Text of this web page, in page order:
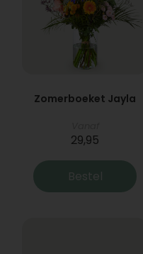
Zomerboeket Jayla
29,95
Bestel